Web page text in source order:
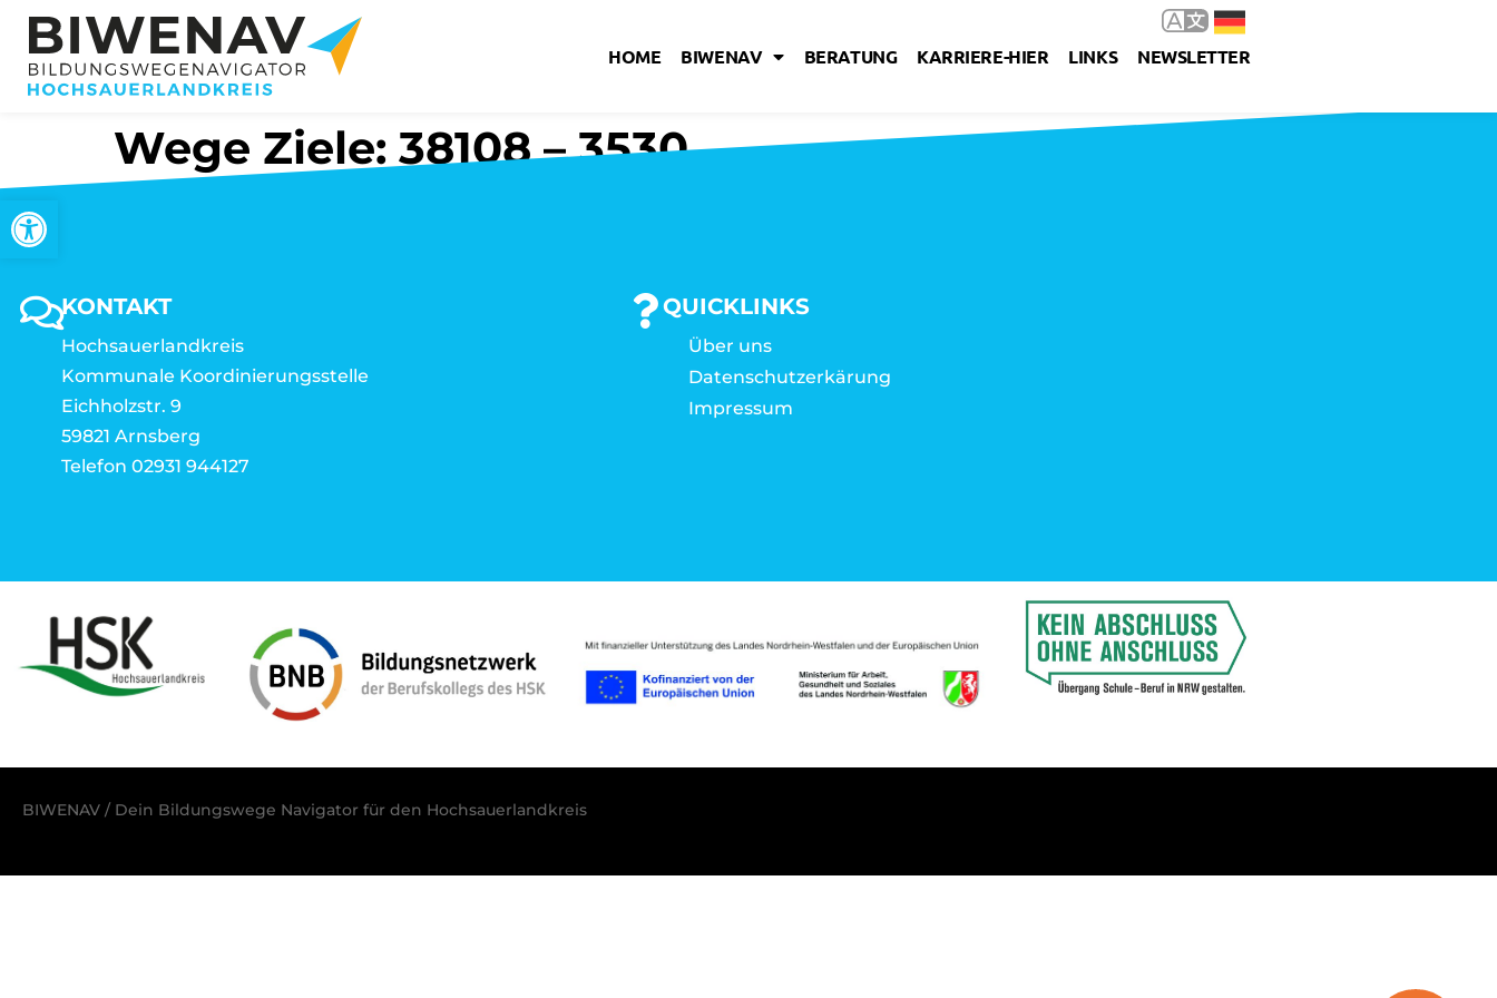
Werkzeugleiste öffnen
HOME BIWENAV BERATUNG KARRIERE-HIER LINKS NEWSLETTER
Wege Ziele: 38108 – 3530
KONTAKT
Hochsauerlandkreis
Kommunale Koordinierungsstelle
Eichholzstr. 9
59821 Arnsberg
Telefon 02931 944127
QUICKLINKS
Über uns
Datenschutzerkärung
Impressum
BIWENAV / Dein Bildungswege Navigator für den Hochsauerlandkreis